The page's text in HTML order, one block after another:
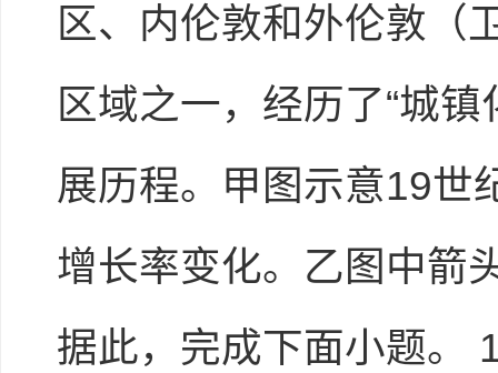
区、内伦敦和外伦敦（
区域之一，经历了“城
展历程。甲图示意19世
增长率变化。乙图中箭
据此，完成下面小题。